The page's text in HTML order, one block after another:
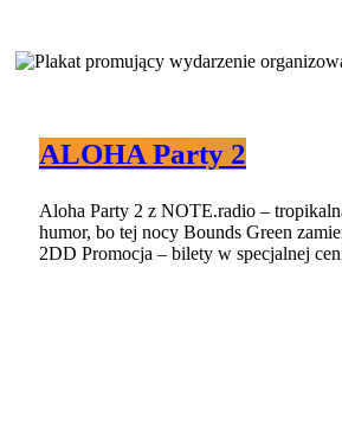
ALOHA Party 2
Aloha Party 2 z NOTE.radio –
humor, bo tej nocy Bounds Green
2DD Promocja – bilety w specjalnej